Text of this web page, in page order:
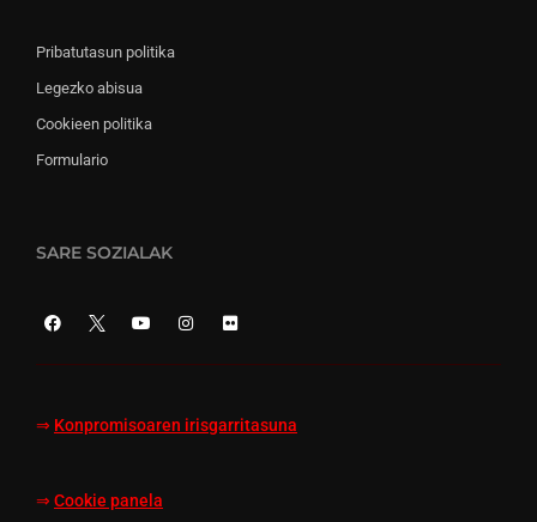
Pribatutasun politika
Legezko abisua
Cookieen politika
Formulario
SARE SOZIALAK
⇒ Konpromisoaren irisgarritasuna
⇒ Cookie panela